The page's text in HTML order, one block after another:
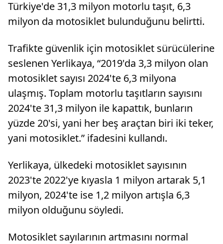
Türkiye'de 31,3 milyon motorlu taşıt, 6,3
milyon da motosiklet bulunduğunu belirtti.
Trafikte güvenlik için motosiklet sürücülerine
seslenen Yerlikaya, “2019'da 3,3 milyon olan
motosiklet sayısı 2024'te 6,3 milyona
ulaşmış. Toplam motorlu taşıtların sayısını
2024'te 31,3 milyon ile kapattık, bunların
yüzde 20'si, yani her beş araçtan biri iki teker,
yani motosiklet.” ifadesini kullandı.
Yerlikaya, ülkedeki motosiklet sayısının
2023'te 2022'ye kıyasla 1 milyon artarak 5,1
milyon, 2024'te ise 1,2 milyon artışla 6,3
milyon olduğunu söyledi.
Motosiklet sayılarının artmasını normal